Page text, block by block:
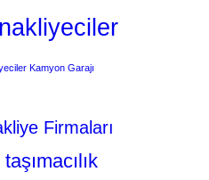
nakliyeciler
Kamyon Garajı
Firmaları